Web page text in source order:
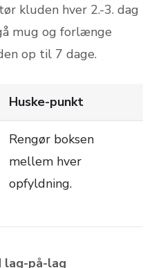
kluden hver 2.-3. dag
mug og forlænge
op til 7 dage.
Huske-punkt
Rengør boksen
mellem hver
opfyldning.
lag-på-lag